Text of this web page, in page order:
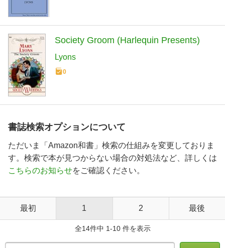
Society Groom (Harlequin Presents)
Lyons
0
書誌検索オプションについて
ただいま「Amazon和書」検索の仕組みを変更しておりま
す。検索で本が見つからない場合の対処法など、詳しくは
こちらのお知らせをご確認ください。
最初 1 2 最後
全14件中 1-10 件を表示